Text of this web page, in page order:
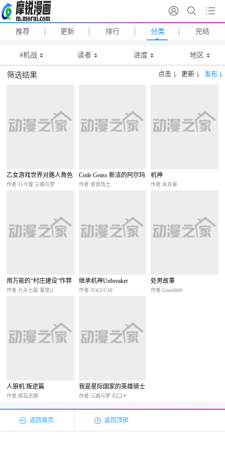
推荐 更新 排行 分类 完结
#机战 读者 进度 地区
筛选结果 发布
更新
点击
乙女游戏世界对路人角色
很不友好共和国篇
作者:行々狸 三嶋与梦
Code Geass 新洁的阿尔玛
利亚
作者:曾我笃士
机神
作者:永井豪
用万能的“村庄建设”作弊
技能过上轻松自在的慢生
作者:九头七尾 蚕堂j1
继承机神Unbreaker
作者:TOGUCHI
处男故事
作者:Gino0808
人狼机 叛逆篇
作者:纲岛志朗
我是星际国家的英雄骑士
作者:三嶋与梦 石口十
返回首页 返回顶部